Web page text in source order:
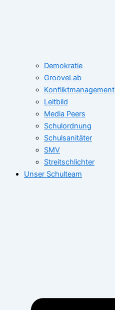
Demokratie
GrooveLab
Konfliktmanagement
Leitbild
Media Peers
Schulordnung
Schulsanitäter
SMV
Streitschlichter
Unser Schulteam